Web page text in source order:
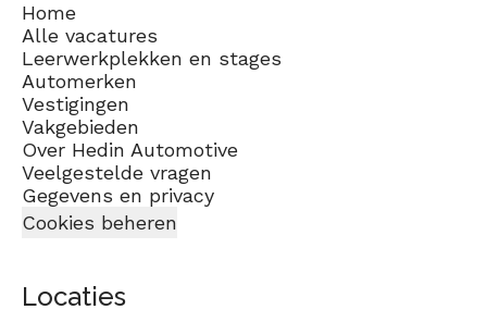
Home
Alle vacatures
Leerwerkplekken en stages
Automerken
Vestigingen
Vakgebieden
Over Hedin Automotive
Veelgestelde vragen
Gegevens en privacy
Cookies beheren
Locaties